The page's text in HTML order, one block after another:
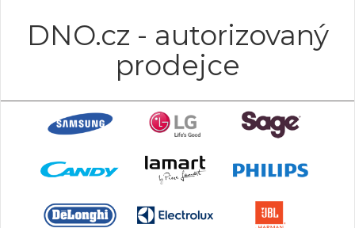
DNO.cz - autorizovaný
prodejce